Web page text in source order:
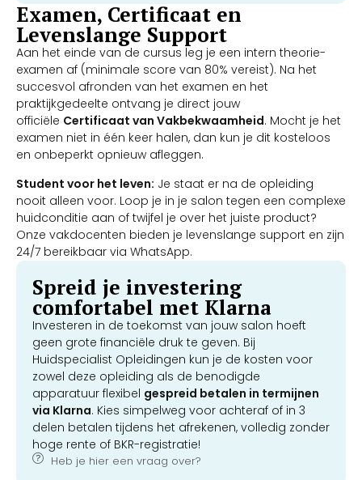
Examen, Certificaat en
Levenslange Support
Aan het einde van de cursus leg je een intern theorie-
examen af (minimale score van 80% vereist). Na het
succesvol afronden van het examen en het
praktijkgedeelte ontvang je direct jouw
officiële Certificaat van Vakbekwaamheid. Mocht je het
examen niet in één keer halen, dan kun je dit kosteloos
en onbeperkt opnieuw afleggen.
Student voor het leven: Je staat er na de opleiding
nooit alleen voor. Loop je in je salon tegen een complexe
huidconditie aan of twijfel je over het juiste product?
Onze vakdocenten bieden je levenslange support en zijn
24/7 bereikbaar via WhatsApp.
Spreid je investering
comfortabel met Klarna
Investeren in de toekomst van jouw salon hoeft
geen grote financiële druk te geven. Bij
Huidspecialist Opleidingen kun je de kosten voor
zowel deze opleiding als de benodigde
apparatuur flexibel gespreid betalen in termijnen
via Klarna. Kies simpelweg voor achteraf of in 3
delen betalen tijdens het afrekenen, volledig zonder
hoge rente of BKR-registratie!
Heb je hier een vraag over?